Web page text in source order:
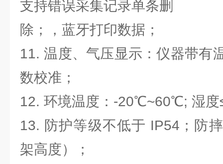
支持错误采集记录单条删
除；，蓝牙打印数据；
11. 温度、气压显示：仪器带有
数校准；
12. 环境温度：-20℃~60℃; 湿度
13. 防护等级不低于 IP54；防
架高度）；